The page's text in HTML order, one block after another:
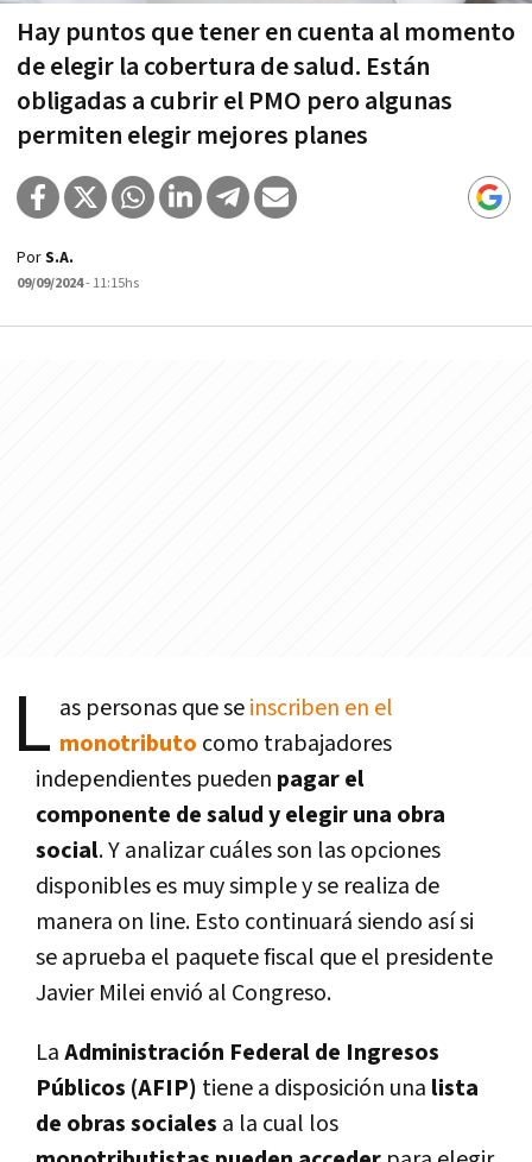
Hay puntos que tener en cuenta al momento
de elegir la cobertura de salud. Están
obligadas a cubrir el PMO pero algunas
permiten elegir mejores planes
PorS.A.
09/09/2024- 11:15hs
L as personas que seinscriben en el
monotributo como trabajadores
independientes pueden pagar el
componente de salud y elegir una obra
social. Y analizar cuáles son las opciones
disponibles es muy simple y se realiza de
manera on line. Esto continuará siendo así si
se aprueba el paquete fiscal que el presidente
Javier Milei envió al Congreso.
LaAdministración Federal de Ingresos
Públicos (AFIP) tiene a disposición una lista
de obras sociales a la cual los